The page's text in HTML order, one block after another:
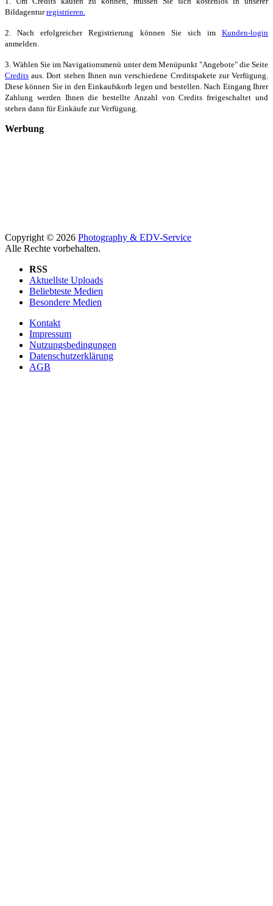
Bildagenturregistrieren.
2. Nach erfolgreicher Registrierung können Sie sich im Kunden-login
anmelden.
3. Wählen Sie im Navigationsmenü unter dem Menüpunkt "Angebote" die Seite
Credits aus. Dort stehen Ihnen nun verschiedene Creditspakete zur Verfügung.
Diese können Sie in den Einkaufskorb legen und bestellen. Nach Eingang Ihrer
Zahlung werden Ihnen die bestellte Anzahl von Credits freigeschaltet und
stehen dann für Einkäufe zur Verfügung.
Werbung
Copyright © 2026 Photography & EDV-Service
Alle Rechte vorbehalten.
RSS
Aktuellste Uploads
Beliebteste Medien
Besondere Medien
Kontakt
Impressum
Nutzungsbedingungen
Datenschutzerklärung
AGB